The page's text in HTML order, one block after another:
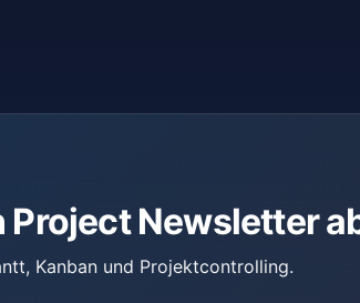
Project Newsletter
Kanban und Projektcontrolling.